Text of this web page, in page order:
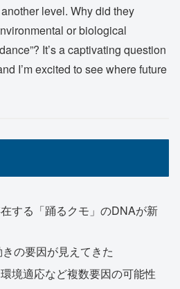
level. Why did they
or biological
It’s a captivating question
I’m excited to see where future
する「踊るクモ」のDNAが新
の要因が見えてきた
境適応など複数要因の可能性